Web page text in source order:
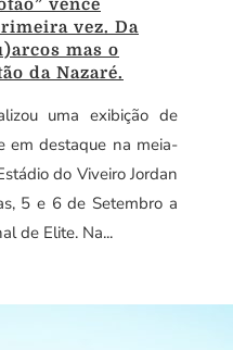
vence
vez. Da
mas o
da Nazaré.
uma exibição de
em destaque na meia-
do Viveiro Jordan
5 e 6 de Setembro a
de Elite. Na...